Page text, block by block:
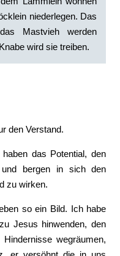
niederlegen. Das
Mastvieh werden
wird sie treiben.
den Verstand.
das Potential, den
bergen in sich den
zu wirken.
so ein Bild. Ich habe
Jesus hinwenden, den
wegräumen,